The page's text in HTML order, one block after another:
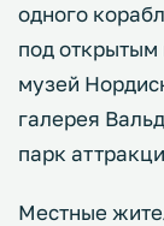
одного
под
музей
галерея
парк
Местные